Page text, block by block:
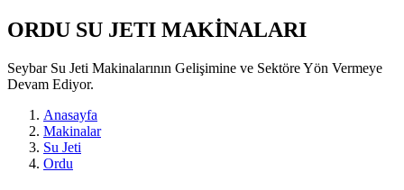
ORDU SU JETI MAKİNALARI
Seybar Su Jeti Makinalarının Gelişimine ve Sektöre Yön Vermeye
Devam Ediyor.
Anasayfa
Makinalar
Su Jeti
Ordu